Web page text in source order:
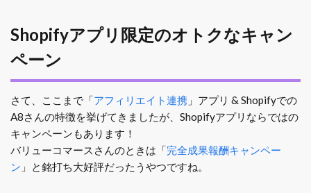
Shopifyアプリ限定のオトクなキャン
ペーン
さて、ここまで「アフィリエイト連携 」アプリ & Shopifyでの
A8さんの特徴を挙げてきましたが、Shopifyアプリならではの
キャンペーンもあります！
バリューコマースさんのときは「完全成果報酬キャンペー
ン 」と銘打ち大好評だったうやつですね。